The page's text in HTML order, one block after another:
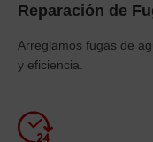
Reparación de
Arreglamos fugas de
y eficiencia.